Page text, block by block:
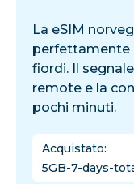
La eSIM
perfettamente
fiordi. Il
remote e la
pochi minuti.
Acquistato:
5GB-7-days-